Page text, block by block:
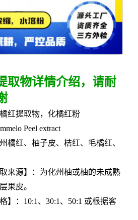
取物详情介绍，请耐
红提取物，化橘红粉
Peel extract
橘红、柚子皮、桔红、毛橘红、
来源】：为化州柚或柚的未成熟
果皮。
】：10:1、30:1、50:1 或根据客